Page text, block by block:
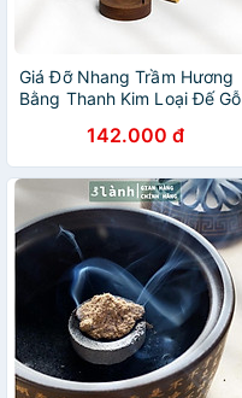
Giá Đỡ Nhang Trầm Hương
Bằng Thanh Kim Loại Đế Gỗ
Nhà Cửa Tâm Linh Thờ Cúng
Thư Giãn
142.000 đ